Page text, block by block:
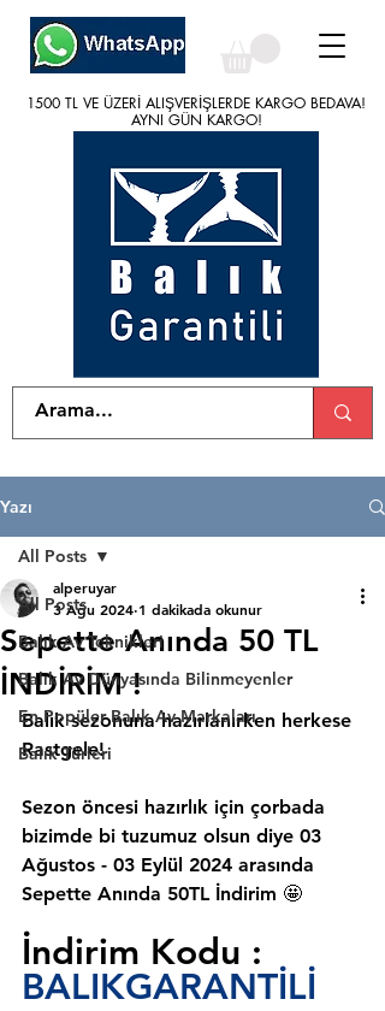
1500 TL VE ÜZERİ ALIŞVERİŞLERDE KARGO BEDAVA!
AYNI GÜN KARGO!
1500 TL VE ÜZERİ ALIŞVERİŞLERDE KARGO BEDAVA!
AYNI GÜN KARGO!
Yazı
All Posts
Balık Av Teknikleri
Balık Av Dünyasında Bilinmeyenler
En Popüler Balık Av Markaları
Balık Türleri
All Posts
Sepette Anında 50 TL
İNDİRİM !
alperuyar
3 Ağu 2024 1 dakikada okunur
Balık sezonuna hazırlanırken herkese
Rastgele!
Sezon öncesi hazırlık için çorbada
bizimde bi tuzumuz olsun diye 03
Ağustos - 03 Eylül 2024 arasında
Sepette Anında 50TL İndirim 🤩
İndirim Kodu :
BALIKGARANTİLİ